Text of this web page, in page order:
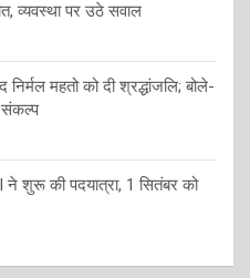
व्यवस्था पर उठे सवाल
महतो को दी श्रद्धांजलि; बोले-
शुरू की पदयात्रा, 1 सितंबर को